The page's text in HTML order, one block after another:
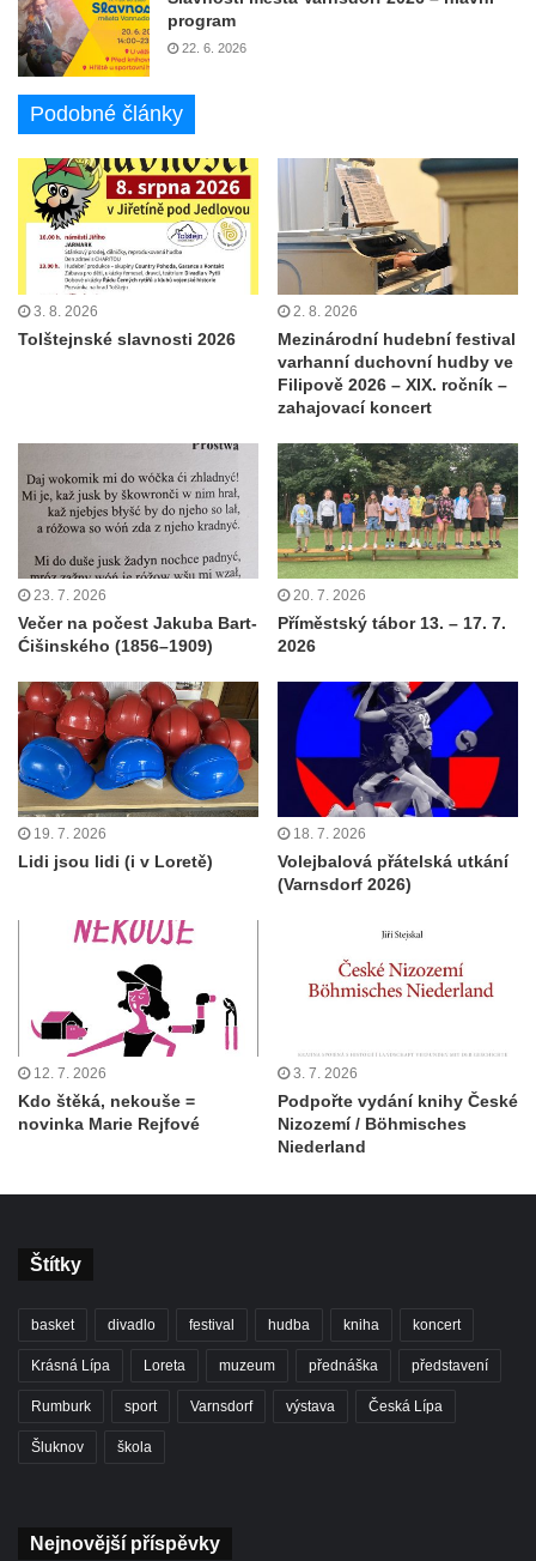
program
22. 6. 2026
Podobné články
3. 8. 2026
Tolštejnské slavnosti 2026
2. 8. 2026
Mezinárodní hudební festival
varhanní duchovní hudby ve
Filipově 2026 – XIX. ročník –
zahajovací koncert
23. 7. 2026
Večer na počest Jakuba Bart-
Ćišinského (1856–1909)
20. 7. 2026
Příměstský tábor 13. – 17. 7.
2026
19. 7. 2026
Lidi jsou lidi (i v Loretě)
18. 7. 2026
Volejbalová přátelská utkání
(Varnsdorf 2026)
12. 7. 2026
Kdo štěká, nekouše =
novinka Marie Rejfové
3. 7. 2026
Podpořte vydání knihy České
Nizozemí / Böhmisches
Niederland
Štítky
basket divadlo festival hudba kniha koncert
Krásná Lípa Loreta muzeum přednáška představení
Rumburk sport Varnsdorf výstava Česká Lípa
Šluknov škola
Nejnovější příspěvky